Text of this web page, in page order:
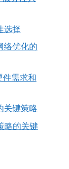
选择
络优化的
件需求和
关键策略
略的关键